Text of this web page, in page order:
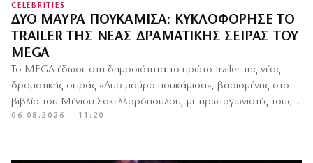
CELEBRITIES
ΔΎΟ ΜΑΎΡΑ ΠΟΥΚΆΜΙΣΑ: ΚΥΚΛΟΦΌΡΗΣΕ ΤΟ
TRAILER ΤΗΣ ΝΈΑΣ ΔΡΑΜΑΤΙΚΉΣ ΣΕΙΡΆΣ ΤΟΥ
MEGA
Το MEGA έδωσε στη δημοσιότητα το πρώτο trailer της νέας
δραματικής σειράς «Δυο μαύρα πουκάμισα», βασισμένης στο
βιβλίο του Μένιου Σακελλαρόπουλου, με πρωταγωνιστές τους
Βασίλη Μπισμπίκη,…
06.08.2026 — 11:20